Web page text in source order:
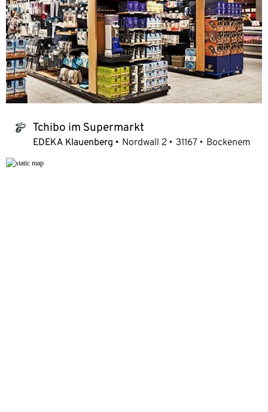
tchibo_logo Tchibo im Supermarkt
EDEKA Klauenberg Nordwall 2 31167 Bockenem